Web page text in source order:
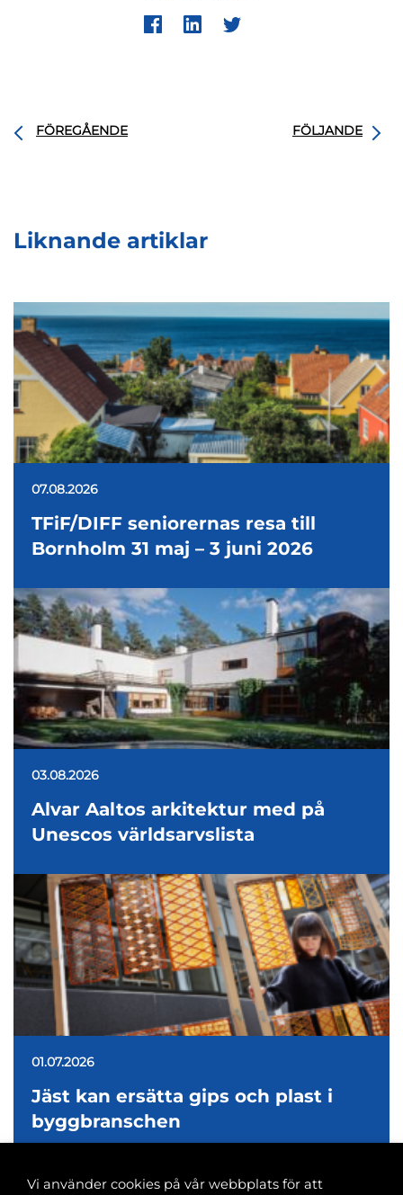
FÖREGÅENDE FÖLJANDE
Liknande artiklar
07.08.2026
TFiF/DIFF seniorernas resa till
Bornholm 31 maj – 3 juni 2026
03.08.2026
Alvar Aaltos arkitektur med på
Unescos världsarvslista
01.07.2026
Jäst kan ersätta gips och plast i
byggbranschen
Vi använder cookies på vår webbplats för att